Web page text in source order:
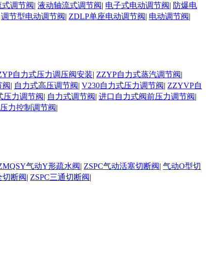
调节阀| 液动轴流式调节阀| 电子式电动调节阀| 防爆电
调节型电动调节阀| ZDLP单座电动调节阀| 电动调节阀|
自力式压力调压阀安装| ZZYP自力式蒸汽调节阀|
阀| 自力式高压调节阀| V230自力式压力调节阀| ZZYVP自
压力调节阀| 自力式调节阀| 进口自力式阀前压力调节阀|
力控制调节阀|
气动Y形疏水阀| ZSPC气动活塞切断阀| 气动O型切
切断阀| ZSPC三通切断阀|